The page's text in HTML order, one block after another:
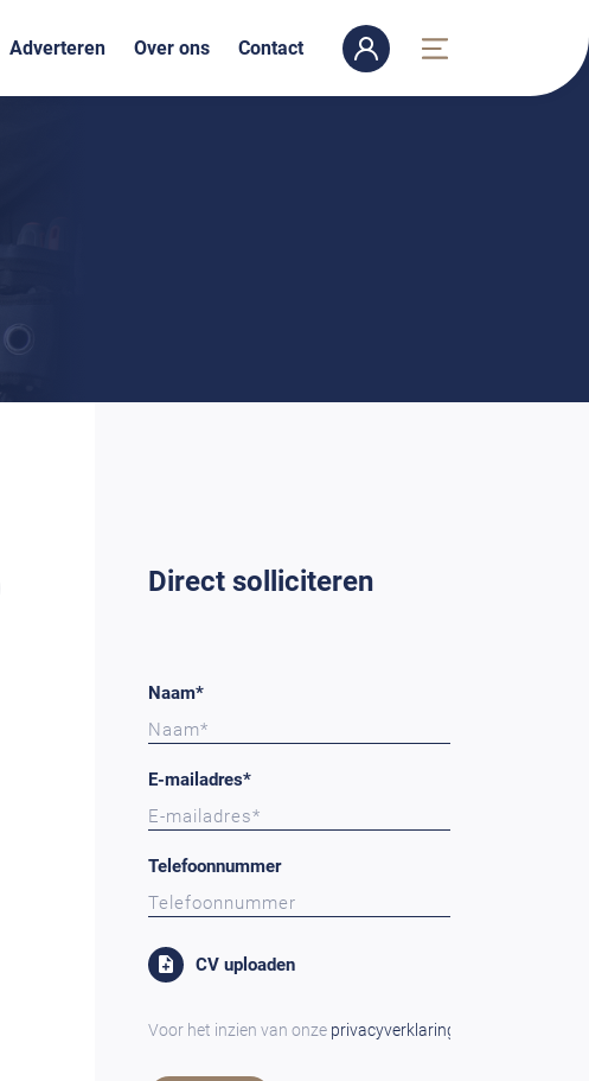
Adverteren Over ons Contact
Direct solliciteren
Naam*
E-mailadres*
Telefoonnummer
CV uploaden
Voor het inzien van onze privacyverklaring